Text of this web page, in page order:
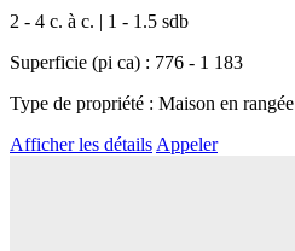
2 - 4 c. à c. | 1 - 1.5 sdb
Superficie (pi ca) : 776 - 1 183
Type de propriété : Maison en rangée
Afficher les détails Appeler